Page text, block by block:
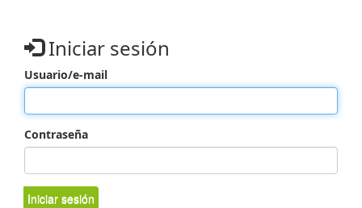
Iniciar sesión
Usuario/e-mail
Contraseña
Iniciar sesión